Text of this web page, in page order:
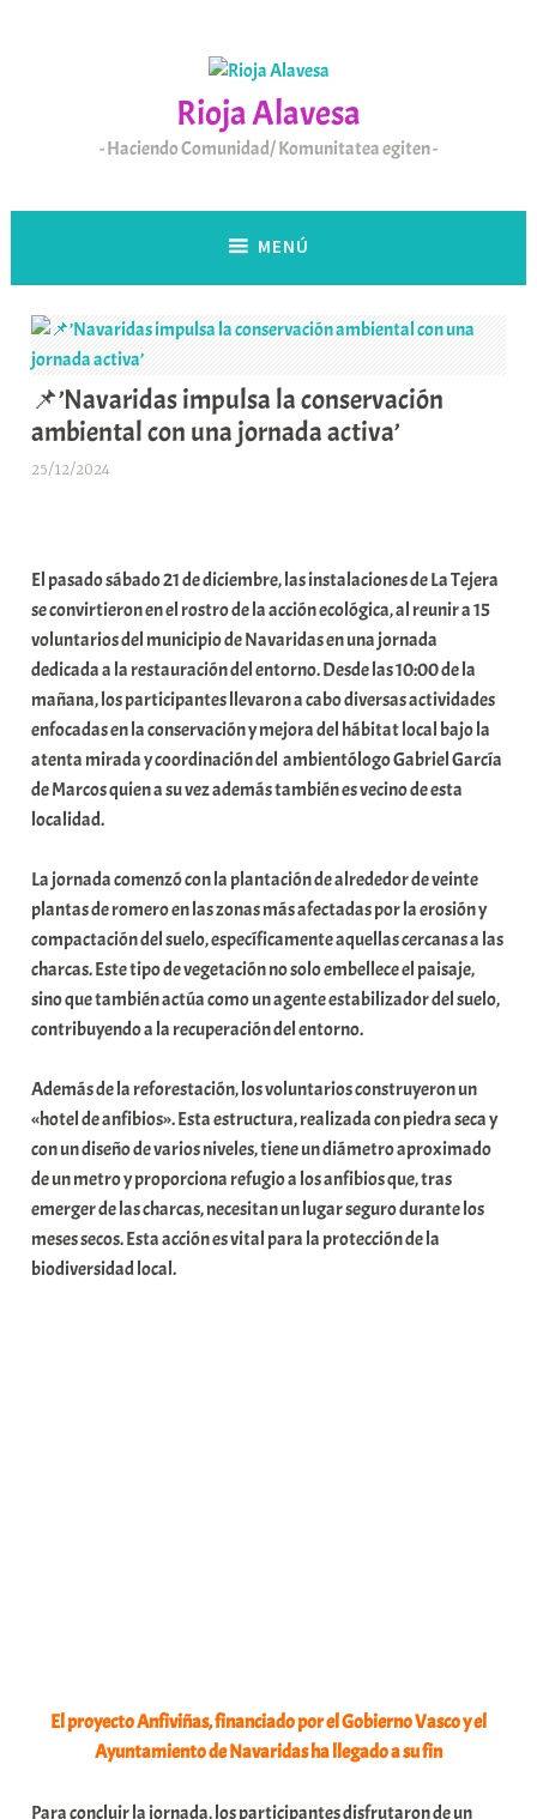
Rioja Alavesa
Haciendo Comunidad/ Komunitatea egiten
MENÚ
📌’Navaridas impulsa la conservación
ambiental con una jornada activa’
25/12/2024
a
r
E
r
r
i
o
x
o
m
u
n
i
t
t
e
a
El pasado sábado 21 de diciembre, las instalaciones de La Tejera
se convirtieron en el rostro de la acción ecológica, al reunir a 15
voluntarios del municipio de Navaridas en una jornada
dedicada a la restauración del entorno. Desde las 10:00 de la
mañana, los participantes llevaron a cabo diversas actividades
enfocadas en la conservación y mejora del hábitat local bajo la
atenta mirada y coordinación del ambientólogo Gabriel García
de Marcos quien a su vez además también es vecino de esta
localidad.
La jornada comenzó con la plantación de alrededor de veinte
plantas de romero en las zonas más afectadas por la erosión y
compactación del suelo, específicamente aquellas cercanas a las
charcas. Este tipo de vegetación no solo embellece el paisaje,
sino que también actúa como un agente estabilizador del suelo,
contribuyendo a la recuperación del entorno.
Además de la reforestación, los voluntarios construyeron un
«hotel de anfibios». Esta estructura, realizada con piedra seca y
con un diseño de varios niveles, tiene un diámetro aproximado
de un metro y proporciona refugio a los anfibios que, tras
emerger de las charcas, necesitan un lugar seguro durante los
meses secos. Esta acción es vital para la protección de la
biodiversidad local.
El proyecto Anfiviñas, financiado por el Gobierno Vasco y el
Ayuntamiento de Navaridas ha llegado a su fin
Para concluir la jornada, los participantes disfrutaron de un